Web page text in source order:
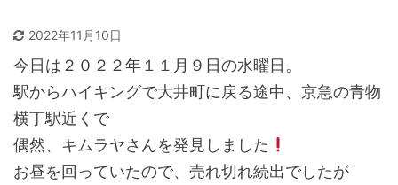
2022年11月10日
今日は２０２２年１１月９日の水曜日。
駅からハイキングで大井町に戻る途中、京急の青物
横丁駅近くで
偶然、キムラヤさんを発見しました
お昼を回っていたので、売れ切れ続出でしたが